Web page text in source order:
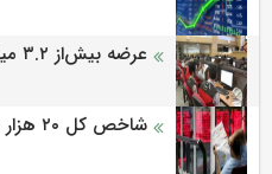
عرضه بیش‌از ۳.۲ میلیون تن محصول در بورس کالا
شاخص کل ۲۰ هزار واحد افت کرد